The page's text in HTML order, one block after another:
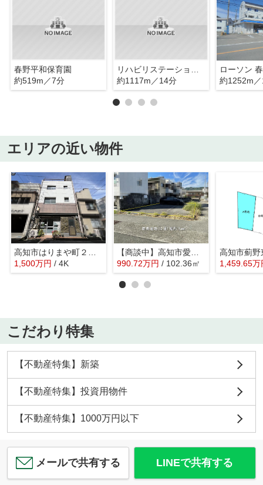
春野平和保育園
約519m／7分
リハビリステーション病院すこやかな杜
約1117m／14分
ローソン
約1252m
エリアの近い物件
1,500万円 / 4K
990.72万円 / 102.36㎡
高知市薊野
1,459.65万
こだわり特集
【不動産特集】新築
【不動産特集】投資用物件
【不動産特集】1000万円以下
メールで共有する LINEで共有する